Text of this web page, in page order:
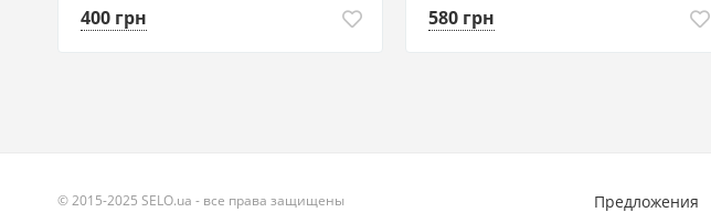
400 грн 580 грн
© 2015-2025 SELO.ua - все права защищены Предложения